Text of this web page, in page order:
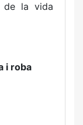
de la vida
i roba